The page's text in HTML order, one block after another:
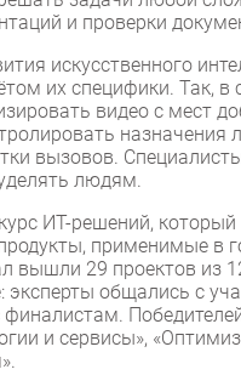
и проверки
искусственного
их специфики. Так, в
видео с мест
назначения
вызовов.
людям.
ИТ-решений, который
применимые в
вышли 29 проектов из
общались с
и сер­ви­сы»,